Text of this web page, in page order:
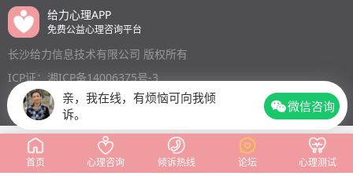
亲，我在线，有烦恼可向我倾
诉。
微信咨询
首页 心理咨询 倾诉热线 论坛 心理测试
给力心理APP
免费公益心理咨询平台
长沙给力信息技术有限公司 版权所有
ICP证：湘ICP备14006375号-3